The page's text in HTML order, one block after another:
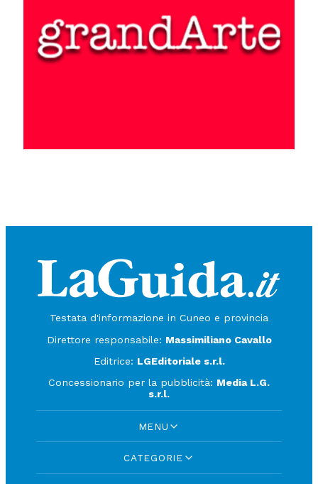
Testata d'informazione in Cuneo e provincia
Direttore responsabile: Massimiliano Cavallo
Editrice: LGEditoriale s.r.l.
Concessionario per la pubblicità: Media L.G.
s.r.l.
MENU
CATEGORIE